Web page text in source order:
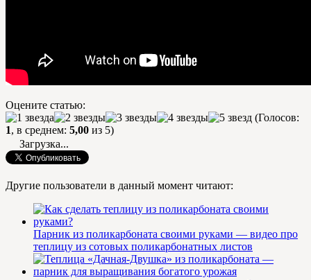
Оцените статью:
(Голосов:
1, в среднем: 5,00 из 5)
Загрузка...
Другие пользователи в данный момент читают:
Парник из поликарбоната своими руками — видео про
теплицу из сотовых поликарбонатных листов